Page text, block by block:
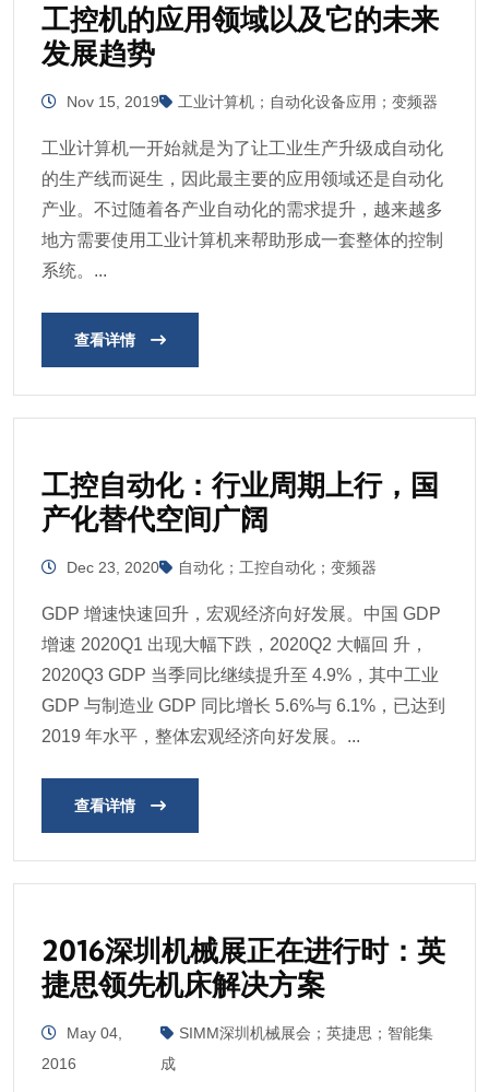
工控机的应用领域以及它的未来
发展趋势
Nov 15, 2019 工业计算机；自动化设备应用；变频器
工业计算机一开始就是为了让工业生产升级成自动化
的生产线而诞生，因此最主要的应用领域还是自动化
产业。不过随着各产业自动化的需求提升，越来越多
地方需要使用工业计算机来帮助形成一套整体的控制
系统。...
查看详情
工控自动化：行业周期上行，国
产化替代空间广阔
Dec 23, 2020 自动化；工控自动化；变频器
GDP 增速快速回升，宏观经济向好发展。中国 GDP
增速 2020Q1 出现大幅下跌，2020Q2 大幅回 升，
2020Q3 GDP 当季同比继续提升至 4.9%，其中工业
GDP 与制造业 GDP 同比增长 5.6%与 6.1%，已达到
2019 年水平，整体宏观经济向好发展。...
查看详情
2016深圳机械展正在进行时：英
捷思领先机床解决方案
May 04,
2016
SIMM深圳机械展会；英捷思；智能集
成